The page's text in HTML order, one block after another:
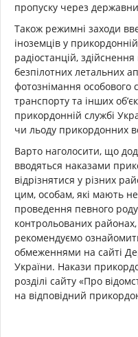
пропуску через
Також режимні заходи
іноземців у
радіостанцій,
безпілотних летальних
фотознімання особового
транспорту та інших
прикордонній службі
чи льоду прикордонних
Варто наголосити, що
вводяться наказами
відрізнятися у різних
цим, особам, які мають
проведення певного
контрольованих
рекомендуємо
обмеженнями на сайті
України. Накази
розділі сайту «Про
на відповідний